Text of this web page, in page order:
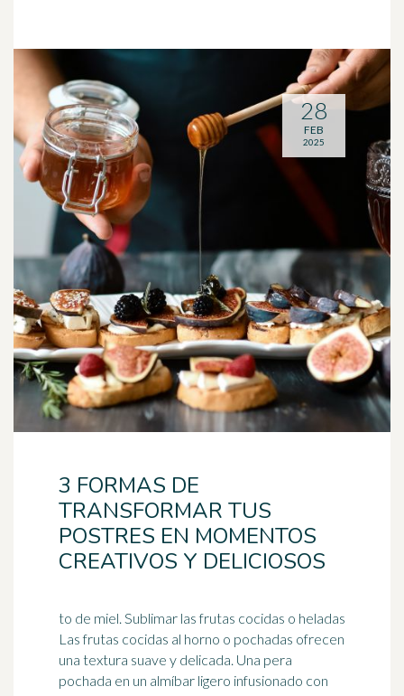
3 FORMAS DE
TRANSFORMAR TUS
POSTRES EN MOMENTOS
CREATIVOS Y DELICIOSOS
to de miel. Sublimar las frutas cocidas o heladas
Las frutas cocidas al horno o pochadas ofrecen
una textura suave y delicada. Una pera
pochada en un almíbar ligero infusionado con
28
FEB
2025